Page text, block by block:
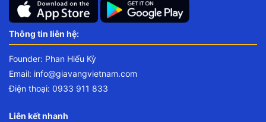
Thông tin liên hệ:
Founder: Phan Hiếu Kỳ
Email: info@giavangvietnam.com
Điện thoại: 0933 911 833
Liên kết nhanh